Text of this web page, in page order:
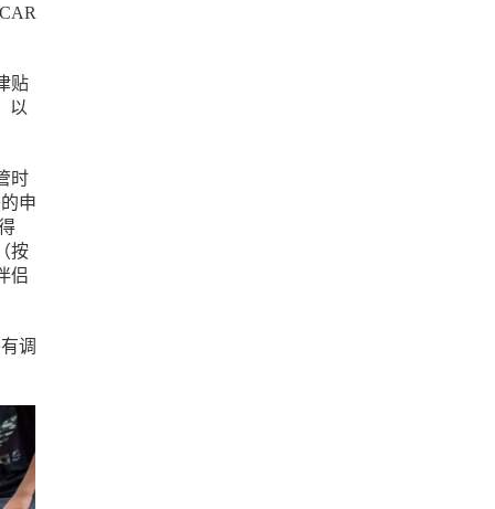
贴
以
时
申
按
侣
调